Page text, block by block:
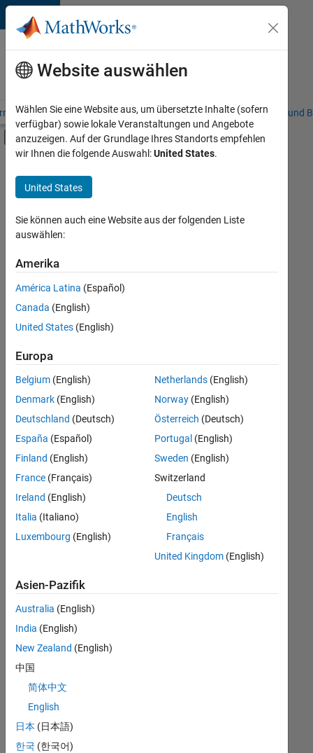
Weiter zum Inhalt
Karriere
bei
MathWorks
– Übersicht Stellensuche Niederlassungen Studierende und
Umschaltung für Off-Canvas-
Hauptinhalt
Customer Support
Education Sales
Marketing Services
Business Model Team
+3
Derzeit
es
keine
offenen
Stellen,
Ihren
Suchkriterien
entsprechen.
können
die
Suchkriterien
weiter
fassen
oder
alle
Stellenangebote
anzeigen .
noch
keine
offenen
Stellen
können,
die
Ihren
entsprechen,
werden
Website auswählen
Wählen Sie eine Website aus, um übersetzte Inhalte (sofern
verfügbar) sowie lokale Veranstaltungen und Angebote
anzuzeigen. Auf der Grundlage Ihres Standorts empfehlen
wir Ihnen die folgende Auswahl:United States.
United States
Sie können auch eine Website aus der folgenden Liste
auswählen:
Amerika
América Latina (Español)
Canada (English)
United States (English)
Europa
Belgium (English)
Denmark (English)
Deutschland (Deutsch)
España (Español)
Finland (English)
France (Français)
Ireland (English)
Italia (Italiano)
Luxembourg (English)
Netherlands(English)
Norway(English)
Österreich (Deutsch)
Portugal (English)
Sweden (English)
Switzerland
Deutsch
English
Français
United Kingdom(English)
Asien-Pazifik
Australia (English)
India (English)
New Zealand (English)
中国
简体中文
English
日本 (日本語)
한국 (한국어)